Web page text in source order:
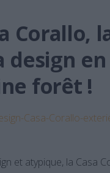
Corallo,
design en
forêt !
et atypique, la Casa